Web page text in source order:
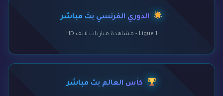
الدوري الفرنسي بث مباشر
Ligue 1 - مشاهدة مباريات لايف HD
كأس العالم بث مباشر